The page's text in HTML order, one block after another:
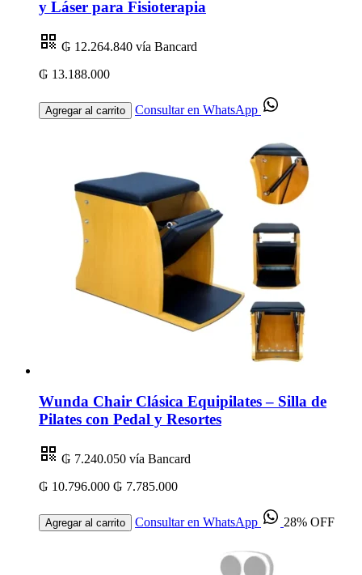
y Láser para Fisioterapia
₲ 12.264.840 vía Bancard
₲ 13.188.000
Agregar al carrito Consultar en WhatsApp
Wunda Chair Clásica Equipilates – Silla de
Pilates con Pedal y Resortes
₲ 7.240.050 vía Bancard
₲ 10.796.000 ₲ 7.785.000
Agregar al carrito Consultar en WhatsApp 28% OFF